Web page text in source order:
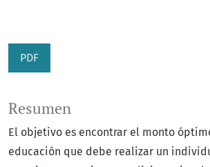
PDF
Resumen
El objetivo es encontrar el monto
educación que debe realizar un